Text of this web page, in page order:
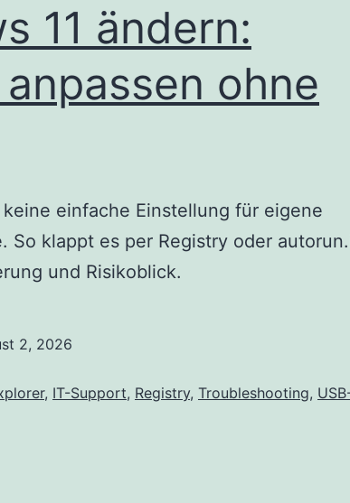
11 ändern:
ohne
einfache Einstellung für eigene
So klappt es per Registry oder
und Risikoblick.
2, 2026
, IT-Support, Registry, Troubleshooting,